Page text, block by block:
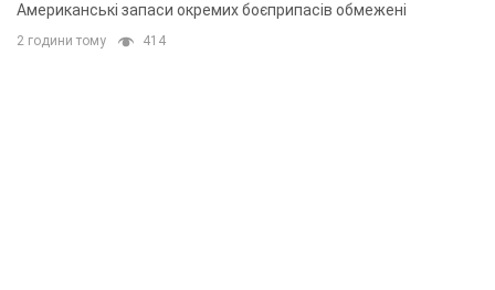
Американські запаси окремих боєприпасів обмежені
2 години тому 414